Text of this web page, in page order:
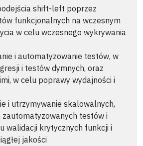
shift-left poprzez
funkcjonalnych na wczesnym
w celu wczesnego wykrywania
i automatyzowanie testów, w
i testów dymnych, oraz
w celu poprawy wydajności i
i utrzymywanie skalowalnych,
zautomatyzowanych testów i
walidacji krytycznych funkcji i
jakości